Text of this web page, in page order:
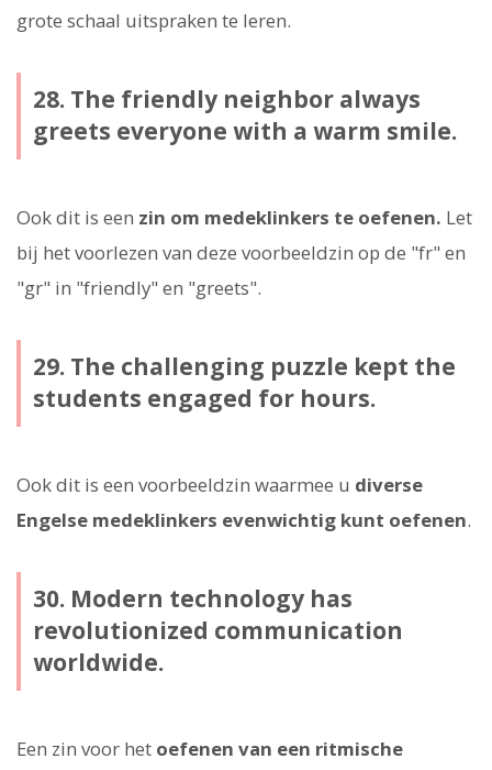
grote schaal uitspraken te leren.
28. The friendly neighbor always
greets everyone with a warm smile.
Ook dit is een zin om medeklinkers te oefenen. Let
bij het voorlezen van deze voorbeeldzin op de "fr" en
"gr" in "friendly" en "greets".
29. The challenging puzzle kept the
students engaged for hours.
Ook dit is een voorbeeldzin waarmee u diverse
Engelse medeklinkers evenwichtig kunt oefenen.
30. Modern technology has
revolutionized communication
worldwide.
Een zin voor het oefenen van een ritmische